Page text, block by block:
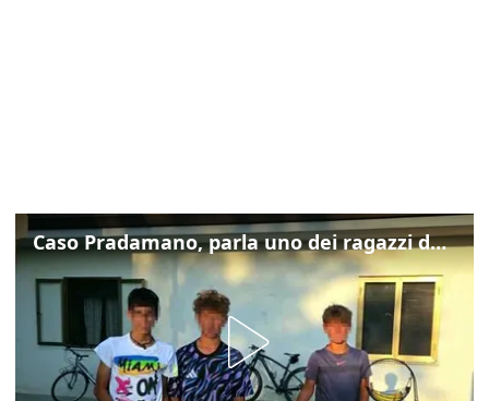
Caso Pradamano, parla uno dei ragazzi denunciati per la limonata: "Volevo anche aiutare i miei"